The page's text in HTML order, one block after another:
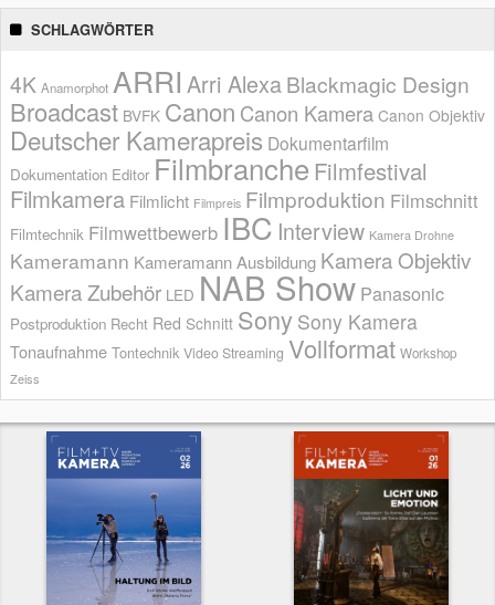
SCHLAGWÖRTER
4K Anamorphot ARRI Arri AlexaBlackmagic Design
Broadcast BVFK Canon Canon Kamera Canon Objektiv
Deutscher Kamerapreis Dokumentarfilm
Dokumentation Editor Filmbranche Filmfestival
Filmkamera Filmlicht Filmpreis Filmproduktion Filmschnitt
Filmtechnik Filmwettbewerb IBC Interview Kamera Drohne
Kameramann Kameramann Ausbildung Kamera Objektiv
Kamera Zubehör LED NAB Show Panasonic
Postproduktion Recht Red Schnitt Sony Sony Kamera
Tonaufnahme Tontechnik Video Streaming Vollformat Workshop
Zeiss